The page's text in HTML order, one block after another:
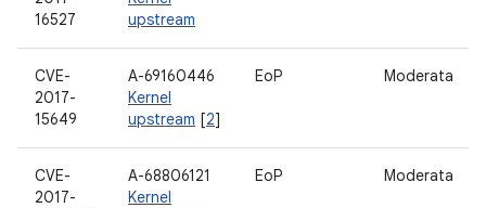
16527
upstream
CVE-
2017-
15649
A-69160446
Kernel
upstream [2]
EoP Moderata
CVE-
2017-
A-68806121
Kernel
EoP Moderata